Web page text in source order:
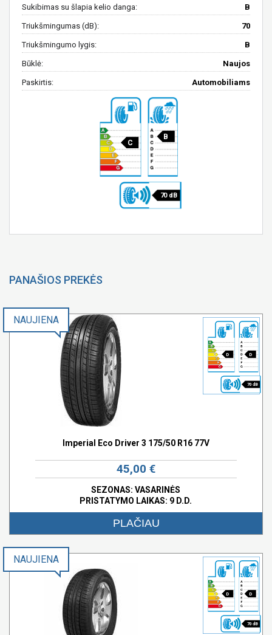
Sukibimas su šlapia kelio danga: B
Triukšmingumas (dB): 70
Triukšmingumo lygis: B
Būklė: Naujos
Paskirtis: Automobiliams
C
B
70 dB
PANAŠIOS PREKĖS
D D
70 dB
NAUJIENA
Imperial Eco Driver 3 175/50 R16 77V
45,00 €
SEZONAS: VASARINĖS
PRISTATYMO LAIKAS: 9 D.D.
PLAČIAU
D D
70 dB
NAUJIENA